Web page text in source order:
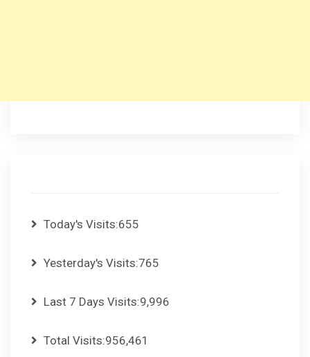
Today's Visits:655
Yesterday's Visits:765
Last 7 Days Visits:9,996
Total Visits:956,461